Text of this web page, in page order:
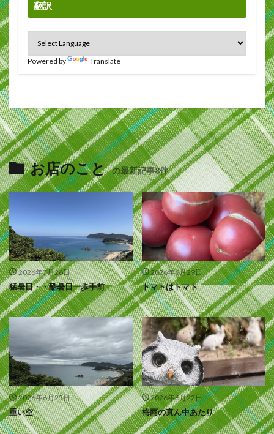
翻訳
Powered by Translate
お店のこと の最新記事8件
2026年7月26日
猛暑日・・酷暑日一歩手前
2026年6月29日
トマトはトマト
2026年6月25日
重い空
2026年6月22日
梅雨の真ん中あたり